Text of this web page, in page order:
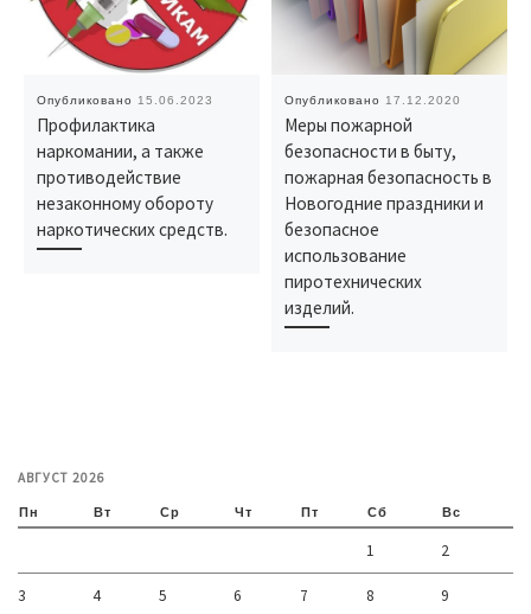
Опубликовано 15.06.2023
Профилактика
наркомании, а также
противодействие
незаконному обороту
наркотических средств.
Опубликовано 17.12.2020
Меры пожарной
безопасности в быту,
пожарная безопасность в
Новогодние праздники и
безопасное
использование
пиротехнических
изделий.
АВГУСТ 2026
Пн Вт Ср Чт Пт Сб Вс
1 2
3 4 5 6 7 8 9